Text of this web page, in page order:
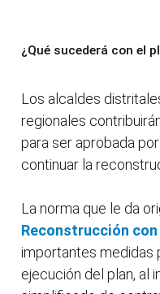
¿Qué sucederá con el
Los alcaldes
regionales
para ser aprobada
continuar la
La norma que le da
Reconstrucción con
importantes medidas
ejecución del plan, al